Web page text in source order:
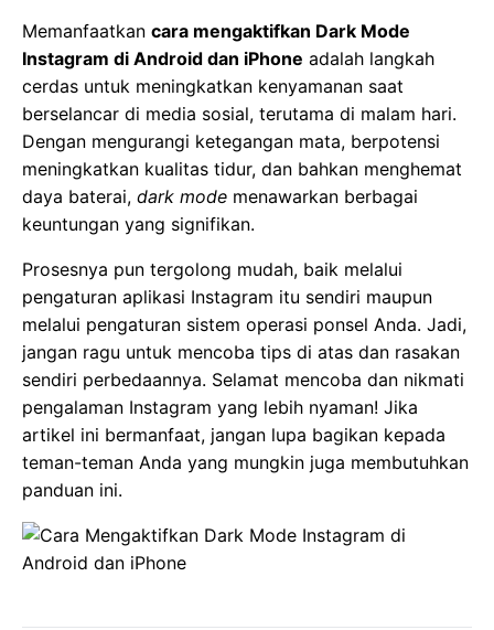
Memanfaatkan cara mengaktifkan Dark Mode
Instagram di Android dan iPhone adalah langkah
cerdas untuk meningkatkan kenyamanan saat
berselancar di media sosial, terutama di malam hari.
Dengan mengurangi ketegangan mata, berpotensi
meningkatkan kualitas tidur, dan bahkan menghemat
daya baterai, dark mode menawarkan berbagai
keuntungan yang signifikan.
Prosesnya pun tergolong mudah, baik melalui
pengaturan aplikasi Instagram itu sendiri maupun
melalui pengaturan sistem operasi ponsel Anda. Jadi,
jangan ragu untuk mencoba tips di atas dan rasakan
sendiri perbedaannya. Selamat mencoba dan nikmati
pengalaman Instagram yang lebih nyaman! Jika
artikel ini bermanfaat, jangan lupa bagikan kepada
teman-teman Anda yang mungkin juga membutuhkan
panduan ini.